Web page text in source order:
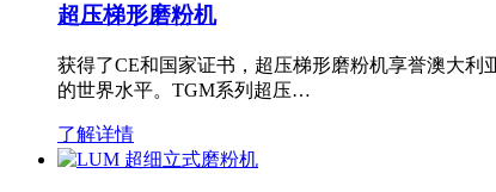
超压梯形磨粉机
获得了CE和国家证书，超压梯形磨粉机享誉澳大
的世界水平。TGM系列超压…
了解详情